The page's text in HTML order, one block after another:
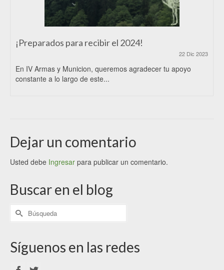
¡Preparados para recibir el 2024!
22 Dic 2023
En IV Armas y Municion, queremos agradecer tu apoyo
constante a lo largo de este...
Dejar un comentario
Usted debe Ingresar para publicar un comentario.
Buscar en el blog
Síguenos en las redes